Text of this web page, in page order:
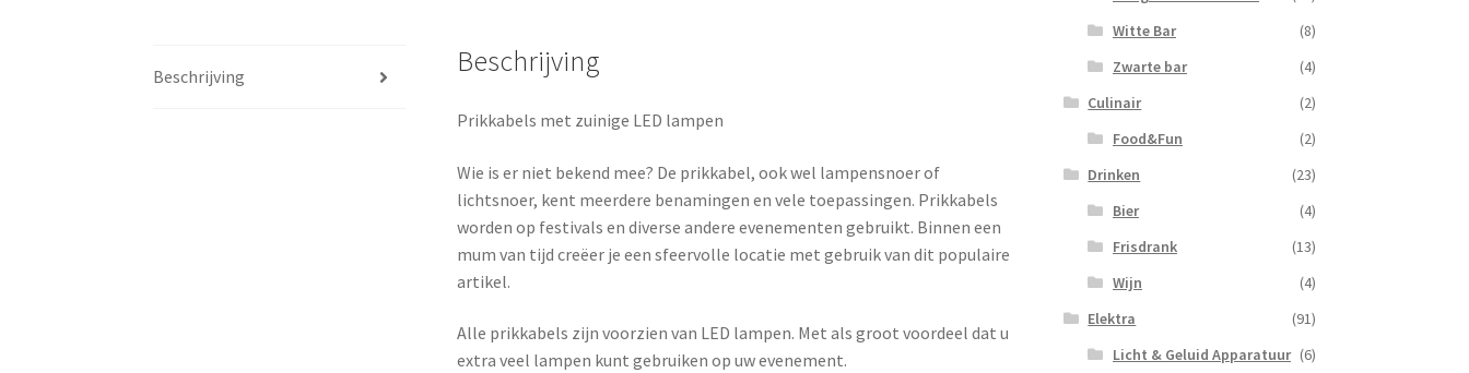
Beschrijving Beschrijving
Prikkabels met zuinige LED lampen
Wie is er niet bekend mee? De prikkabel, ook wel lampensnoer of
lichtsnoer, kent meerdere benamingen en vele toepassingen. Prikkabels
worden op festivals en diverse andere evenementen gebruikt. Binnen een
mum van tijd creëer je een sfeervolle locatie met gebruik van dit populaire
artikel.
Alle prikkabels zijn voorzien van LED lampen. Met als groot voordeel dat u
extra veel lampen kunt gebruiken op uw evenement.
Witte Bar
(8)
Zwarte bar
(4)
Culinair
(2)
Food&Fun
(2)
Drinken
(23)
Bier
(4)
Frisdrank
(13)
Wijn
(4)
Elektra
(91)
Licht & Geluid Apparatuur (6)